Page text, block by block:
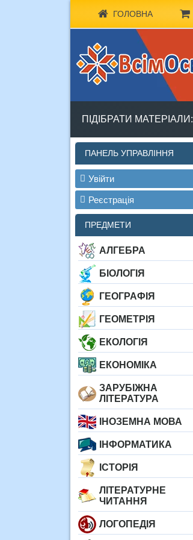
ГОЛОВНА
ПІДІБРАТИ МАТЕРІАЛИ:
ПАНЕЛЬ УПРАВЛІННЯ
Увійти
Реєстрація
ПРЕДМЕТИ
АЛГЕБРА
БІОЛОГІЯ
ГЕОГРАФІЯ
ГЕОМЕТРІЯ
ЕКОЛОГІЯ
ЕКОНОМІКА
ЗАРУБІЖНА
ЛІТЕРАТУРА
ІНОЗЕМНА МОВА
ІНФОРМАТИКА
ІСТОРІЯ
ЛІТЕРАТУРНЕ
ЧИТАННЯ
ЛОГОПЕДІЯ